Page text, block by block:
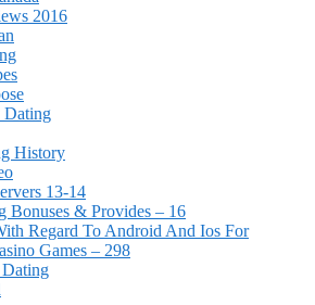
2016
Dating
History
13-14
Bonuses & Provides – 16
Regard To Android And Ios For
Games – 298